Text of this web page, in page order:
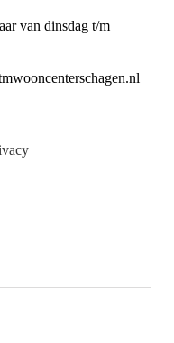
van dinsdag t/m